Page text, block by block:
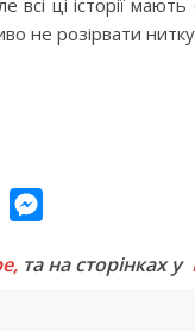
всі ці історії
не розірвати
y
s
та на сторінках у